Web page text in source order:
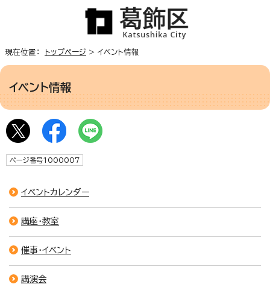
現在位置： トップページ > イベント情報
イベント情報
ページ番号1000007
イベントカレンダー
講座・教室
催事・イベント
講演会